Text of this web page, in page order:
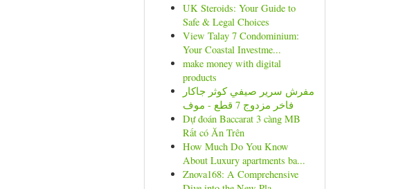
UK Steroids: Your Guide to
Safe & Legal Choices
View Talay 7 Condominium:
Your Coastal Investme...
make money with digital
products
مفرش سرير صيفي كوثر جاكار
فاخر مزدوج 7 قطع - موف
Dự đoán Baccarat 3 càng MB
Rất có Ăn Trên
How Much Do You Know
About Luxury apartments ba...
Znova168: A Comprehensive